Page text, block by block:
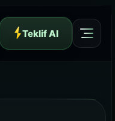
Teklif Al